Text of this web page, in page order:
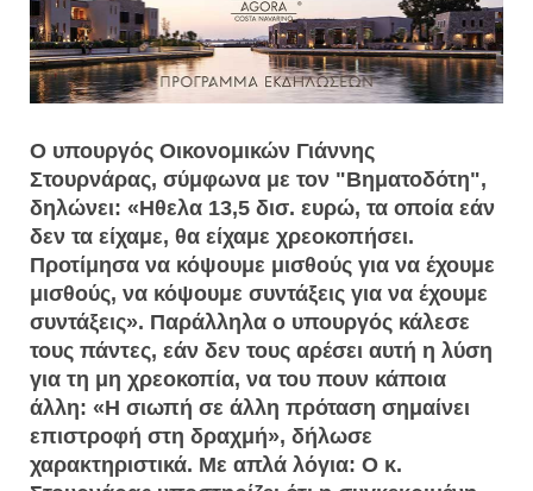
Ο υπουργός Οικονομικών Γιάννης
Στουρνάρας, σύμφωνα με τον "Βηματοδότη",
δηλώνει: «Ηθελα 13,5 δισ. ευρώ, τα οποία εάν
δεν τα είχαμε, θα είχαμε χρεοκοπήσει.
Προτίμησα να κόψουμε μισθούς για να έχουμε
μισθούς, να κόψουμε συντάξεις για να έχουμε
συντάξεις». Παράλληλα ο υπουργός κάλεσε
τους πάντες, εάν δεν τους αρέσει αυτή η λύση
για τη μη χρεοκοπία, να του πουν κάποια
άλλη: «Η σιωπή σε άλλη πρόταση σημαίνει
επιστροφή στη δραχμή», δήλωσε
χαρακτηριστικά. Με απλά λόγια: Ο κ.